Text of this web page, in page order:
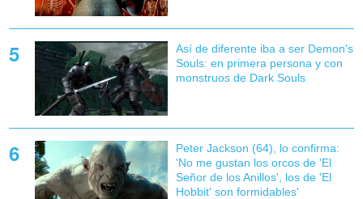
Así de diferente iba a ser Demon's
Souls: en primera persona y con
monstruos de Dark Souls
Peter Jackson (64), lo confirma:
'No me gustan los orcos de 'El
Señor de los Anillos', los de 'El
Hobbit' son formidables'